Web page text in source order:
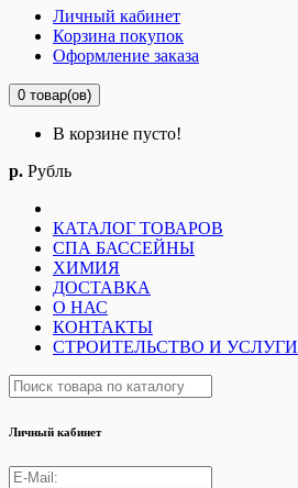
Личный кабинет
Корзина покупок
Оформление заказа
0 товар(ов)
В корзине пусто!
р. Рубль
КАТАЛОГ ТОВАРОВ
СПА БАССЕЙНЫ
ХИМИЯ
ДОСТАВКА
О НАС
КОНТАКТЫ
СТРОИТЕЛЬСТВО И УСЛУГИ
Личный кабинет